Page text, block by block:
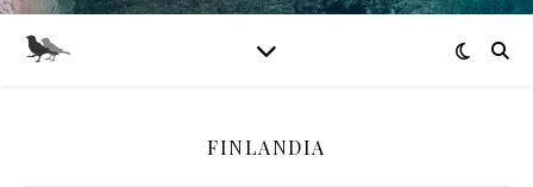
FINLANDIA